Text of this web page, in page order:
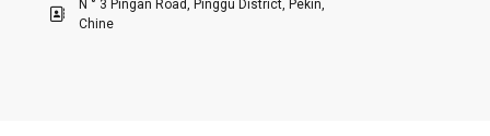
N ° 3 Pingan Road, Pinggu District, Pékin,
Chine